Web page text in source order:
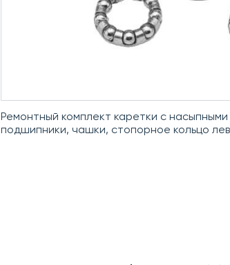
Ремонтный комплект каретки с
подшипники, чашки, стопорное кольцо